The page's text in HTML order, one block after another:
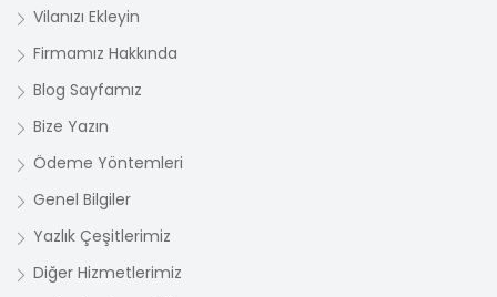
Vilanızı Ekleyin
Firmamız Hakkında
Blog Sayfamız
Bize Yazın
Ödeme Yöntemleri
Genel Bilgiler
Yazlık Çeşitlerimiz
Diğer Hizmetlerimiz